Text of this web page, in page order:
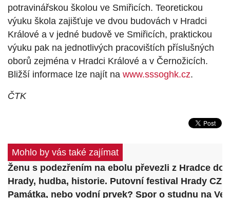
potravinářskou školou ve Smiřicích. Teoretickou
výuku škola zajišťuje ve dvou budovách v Hradci
Králové a v jedné budově ve Smiřicích, praktickou
výuku pak na jednotlivých pracovištích příslušných
oborů zejména v Hradci Králové a v Černožicích.
Bližší informace lze najít na www.sssoghk.cz.
ČTK
Mohlo by vás také zajímat
Ženu s podezřením na ebolu převezli z Hradce
Hrady, hudba, historie. Putovní festival Hrady CZ
Památka, nebo vodní prvek? Spor o studnu na